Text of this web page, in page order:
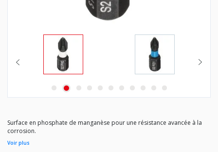
Surface en phosphate de manganèse pour une résistance avancée à la
corrosion.
Fabriqués en acier S2 pour une durée de vie prolongée.
Livrés dans une boîte de rangement.
Voir plus